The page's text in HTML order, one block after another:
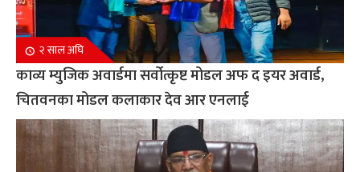
२ साल अघि
काव्य म्युजिक अवार्डमा सर्वोत्कृष्ट मोडल अफ द इयर अवार्ड,
चितवनका मोडल कलाकार देव आर एनलाई